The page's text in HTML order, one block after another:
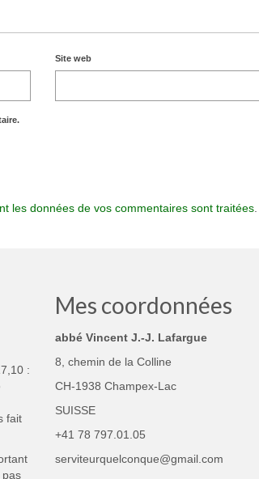
Site web
les données de vos commentaires sont traitées
:
fait
Mes coordonnées
abbé Vincent J.-J. Lafargue
8, chemin de la Colline
CH-1938 Champex-Lac
SUISSE
+41 78 797.01.05
serviteurquelconque@gmail.com